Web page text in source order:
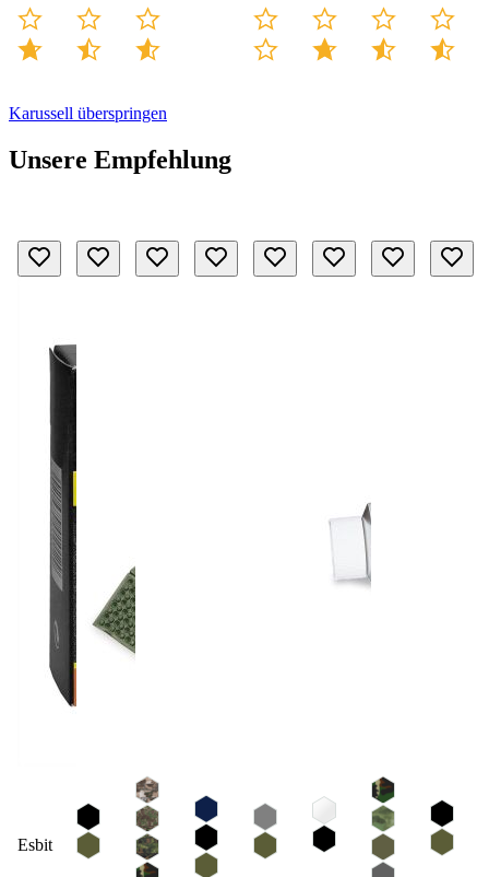
Karussell überspringen
Unsere Empfehlung
Esbit